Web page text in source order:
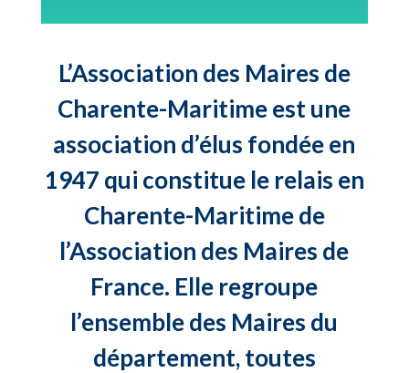
L’Association des Maires de
Charente-Maritime est une
association d’élus fondée en
1947 qui constitue le relais en
Charente-Maritime de
l’Association des Maires de
France. Elle regroupe
l’ensemble des Maires du
département, toutes